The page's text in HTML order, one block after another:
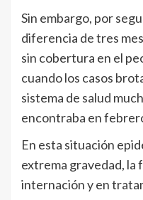
Sin embargo, por
diferencia de tres
sin cobertura en el
cuando los casos
sistema de salud
encontraba en
En esta situación
extrema gravedad, la
internación y en